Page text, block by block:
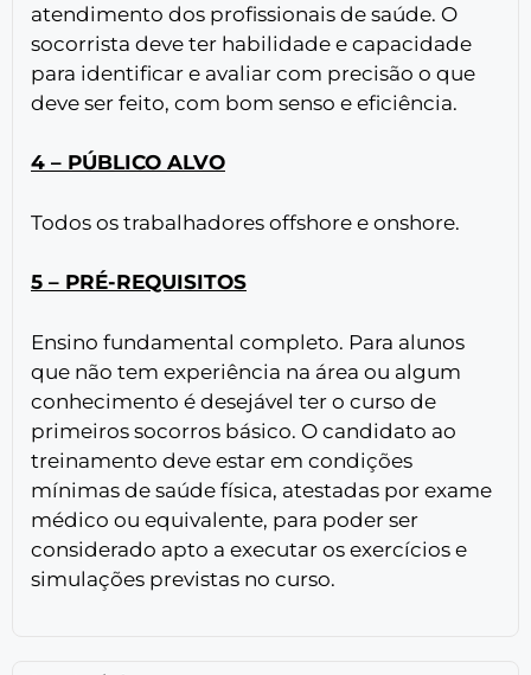
atendimento dos profissionais de saúde. O
socorrista deve ter habilidade e capacidade
para identificar e avaliar com precisão o que
deve ser feito, com bom senso e eficiência.
4 – PÚBLICO ALVO
Todos os trabalhadores offshore e onshore.
5 – PRÉ-REQUISITOS
Ensino fundamental completo. Para alunos
que não tem experiência na área ou algum
conhecimento é desejável ter o curso de
primeiros socorros básico. O candidato ao
treinamento deve estar em condições
mínimas de saúde física, atestadas por exame
médico ou equivalente, para poder ser
considerado apto a executar os exercícios e
simulações previstas no curso.